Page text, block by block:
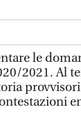
le
2021. Al